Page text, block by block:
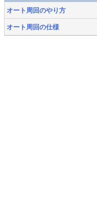
オート周回のやり方
オート周回の仕様